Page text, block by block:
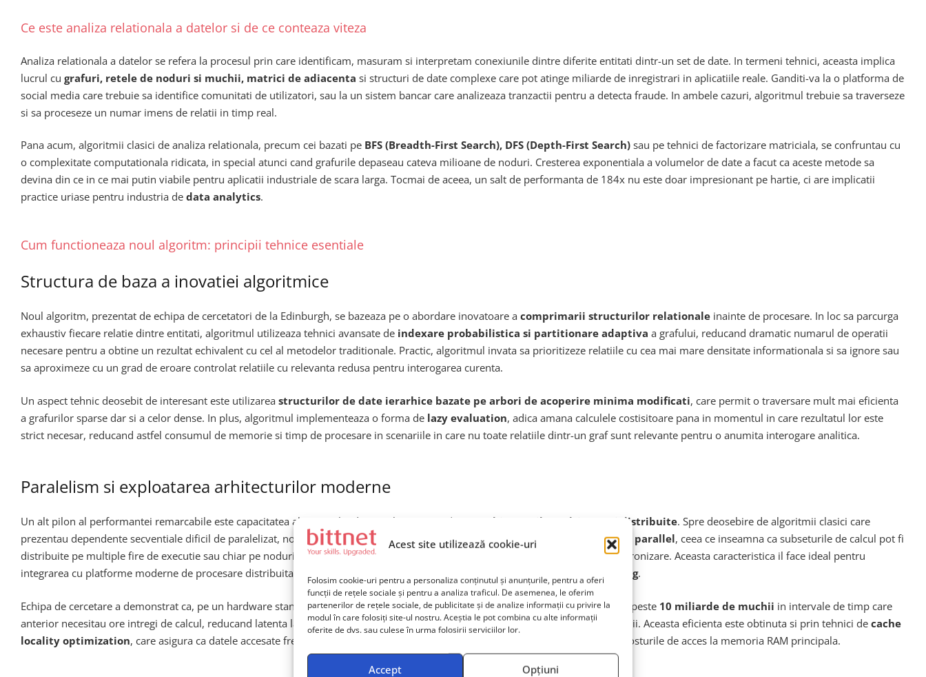
Acest site utilizează cookie-uri
Folosim cookie-uri pentru a personaliza conținutul și anunțurile, pentru a oferi
funcții de rețele sociale și pentru a analiza traficul. De asemenea, le oferim
partenerilor de rețele sociale, de publicitate și de analize informații cu privire la
modul în care folosiți site-ul nostru. Aceștia le pot combina cu alte informații
oferite de dvs. sau culese în urma folosirii serviciilor lor.
Accept Opțiuni
Ce este analiza relationala a datelor si de ce conteaza viteza
Analiza relationala a datelor se refera la procesul prin care identificam, masuram si interpretam conexiunile dintre diferite entitati dintr-un set de date. In termeni tehnici, aceasta implica
lucrul cu grafuri, retele de noduri si muchii, matrici de adiacenta si structuri de date complexe care pot atinge miliarde de inregistrari in aplicatiile reale. Ganditi-va la o platforma de
social media care trebuie sa identifice comunitati de utilizatori, sau la un sistem bancar care analizeaza tranzactii pentru a detecta fraude. In ambele cazuri, algoritmul trebuie sa traverseze
si sa proceseze un numar imens de relatii in timp real.
Pana acum, algoritmii clasici de analiza relationala, precum cei bazati pe BFS (Breadth-First Search), DFS (Depth-First Search) sau pe tehnici de factorizare matriciala, se confruntau cu
o complexitate computationala ridicata, in special atunci cand grafurile depaseau cateva milioane de noduri. Cresterea exponentiala a volumelor de date a facut ca aceste metode sa
devina din ce in ce mai putin viabile pentru aplicatii industriale de scara larga. Tocmai de aceea, un salt de performanta de 184x nu este doar impresionant pe hartie, ci are implicatii
practice uriase pentru industria de data analytics.
Cum functioneaza noul algoritm: principii tehnice esentiale
Structura de baza a inovatiei algoritmice
Noul algoritm, prezentat de echipa de cercetatori de la Edinburgh, se bazeaza pe o abordare inovatoare a comprimarii structurilor relationale inainte de procesare. In loc sa parcurga
exhaustiv fiecare relatie dintre entitati, algoritmul utilizeaza tehnici avansate de indexare probabilistica si partitionare adaptiva a grafului, reducand dramatic numarul de operatii
necesare pentru a obtine un rezultat echivalent cu cel al metodelor traditionale. Practic, algoritmul invata sa prioritizeze relatiile cu cea mai mare densitate informationala si sa ignore sau
sa aproximeze cu un grad de eroare controlat relatiile cu relevanta redusa pentru interogarea curenta.
Un aspect tehnic deosebit de interesant este utilizarea structurilor de date ierarhice bazate pe arbori de acoperire minima modificati, care permit o traversare mult mai eficienta
a grafurilor sparse dar si a celor dense. In plus, algoritmul implementeaza o forma de lazy evaluation, adica amana calculele costisitoare pana in momentul in care rezultatul lor este
strict necesar, reducand astfel consumul de memorie si timp de procesare in scenariile in care nu toate relatiile dintr-un graf sunt relevante pentru o anumita interogare analitica.
Paralelism si exploatarea arhitecturilor moderne
Un alt pilon al performantei remarcabile este capacitatea algoritmului de a exploata in mod nativ arhitecturile multi-core si distribuite. Spre deosebire de algoritmii clasici care
prezentau dependente secventiale dificil de paralelizat, noul algoritm a fost proiectat de la zero cu o mentalitate
embarrassingly parallel, ceea ce inseamna ca subseturile de calcul pot fi
distribuite pe multiple fire de executie sau chiar pe noduri diferite ale unui cluster fara costuri suplimentare semnificative de sincronizare. Aceasta caracteristica il face ideal pentru
integrarea cu platforme moderne de procesare distribuita precum
Apache Spark, Dask sau sisteme bazate pe GPU computing.
Echipa de cercetare a demonstrat ca, pe un hardware standard de tip server cu 32 de nuclee, algoritmul poate procesa grafuri cu peste 10 miliarde de muchii in intervale de timp care
anterior necesitau ore intregi de calcul, reducand latenta la cateva minute sau chiar secunde in functie de complexitatea interogarii. Aceasta eficienta este obtinuta si prin tehnici de cache
locality optimization, care asigura ca datele accesate frecvent sunt pastrate in memoriile cache ale procesorului, minimizand costurile de acces la memoria RAM principala.